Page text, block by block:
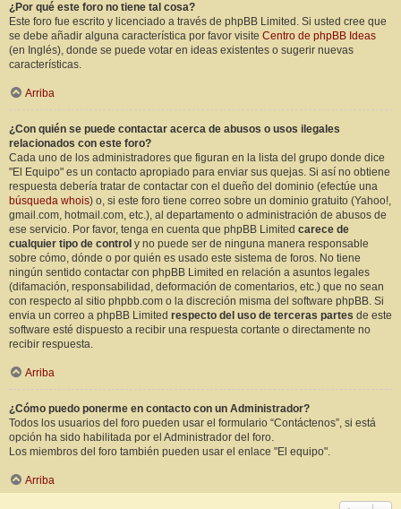
¿Por qué este foro no tiene tal cosa?
Este foro fue escrito y licenciado a través de phpBB Limited. Si usted cree que
se debe añadir alguna característica por favor visite Centro de phpBB Ideas
(en Inglés), donde se puede votar en ideas existentes o sugerir nuevas
características.
Arriba
¿Con quién se puede contactar acerca de abusos o usos ilegales
relacionados con este foro?
Cada uno de los administradores que figuran en la lista del grupo donde dice
"El Equipo" es un contacto apropiado para enviar sus quejas. Si así no obtiene
respuesta debería tratar de contactar con el dueño del dominio (efectúe una
búsqueda whois) o, si este foro tiene correo sobre un dominio gratuito (Yahoo!,
gmail.com, hotmail.com, etc.), al departamento o administración de abusos de
ese servicio. Por favor, tenga en cuenta que phpBB Limited carece de
cualquier tipo de control y no puede ser de ninguna manera responsable
sobre cómo, dónde o por quién es usado este sistema de foros. No tiene
ningún sentido contactar con phpBB Limited en relación a asuntos legales
(difamación, responsabilidad, deformación de comentarios, etc.) que no sean
con respecto al sitio phpbb.com o la discreción misma del software phpBB. Si
envia un correo a phpBB Limited respecto del uso de terceras partes de este
software esté dispuesto a recibir una respuesta cortante o directamente no
recibir respuesta.
Arriba
¿Cómo puedo ponerme en contacto con un Administrador?
Todos los usuarios del foro pueden usar el formulario “Contáctenos”, si está
opción ha sido habilitada por el Administrador del foro.
Los miembros del foro también pueden usar el enlace "El equipo".
Arriba